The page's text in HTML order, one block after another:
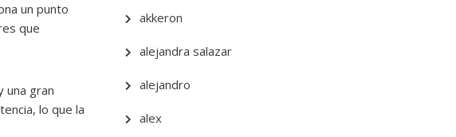
un punto
que
una gran
lo que la
akkeron
alejandra salazar
alejandro
alex